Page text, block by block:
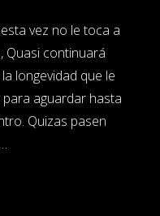
vez no le toca a
Quasi continuará
longevidad que le
aguardar hasta
Quizas pasen